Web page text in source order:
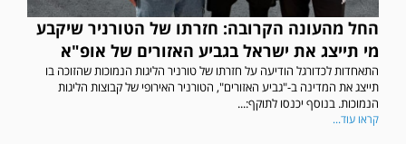
החל מהעונה הקרובה: חזרתו של הטורניר שיקבע
מי תייצג את ישראל בגביע האזורים של אופ"א
התאחדות לכדורגל הודיעה על חזרתו של טורניר הליגות הנמוכות שהזוכה בו
תייצג את המדינה ב-"גביע האזורים", הטורניר האירופי של קבוצות הליגות
הנמוכות. בנוסף יכנסו לתוקף:...
קראו עוד...